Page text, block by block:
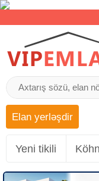
Elan yerləşdir
Yeni tikili